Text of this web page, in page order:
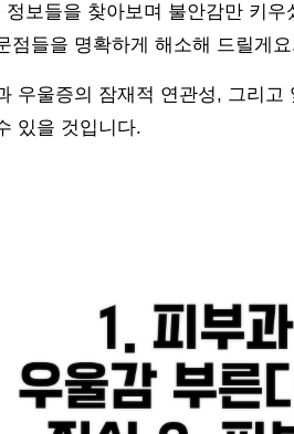
정보들을 찾아보며 불안감만 키
점들을 명확하게 해소해 드릴게
우울증의 잠재적 연관성, 그리
있을 것입니다.